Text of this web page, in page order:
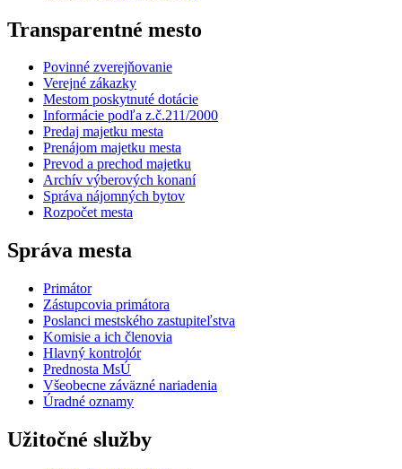
Transparentné mesto
Povinné zverejňovanie
Verejné zákazky
Mestom poskytnuté dotácie
Informácie podľa z.č.211/2000
Predaj majetku mesta
Prenájom majetku mesta
Prevod a prechod majetku
Archív výberových konaní
Správa nájomných bytov
Rozpočet mesta
Správa mesta
Primátor
Zástupcovia primátora
Poslanci mestského zastupiteľstva
Komisie a ich členovia
Hlavný kontrolór
Prednosta MsÚ
Všeobecne záväzné nariadenia
Úradné oznamy
Užitočné služby